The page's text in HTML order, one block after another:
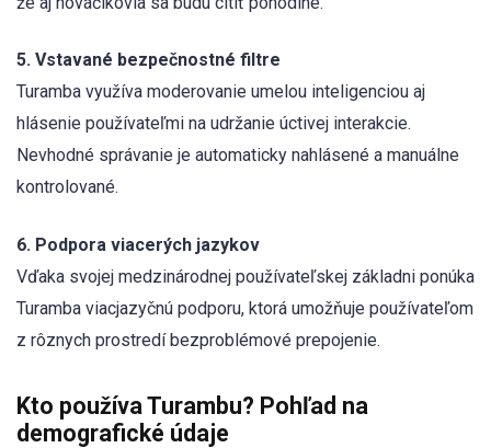
5. Vstavané bezpečnostné filtre
Turamba využíva moderovanie umelou inteligenciou aj
hlásenie používateľmi na udržanie úctivej interakcie.
Nevhodné správanie je automaticky nahlásené a manuálne
kontrolované.
6. Podpora viacerých jazykov
Vďaka svojej medzinárodnej používateľskej základni ponúka
Turamba viacjazyčnú podporu, ktorá umožňuje používateľom
z rôznych prostredí bezproblémové prepojenie.
Kto používa Turambu? Pohľad na
demografické údaje